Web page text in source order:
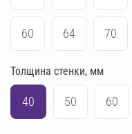
60 64 70
102 108
169 194 219
Толщина стенки, мм
40 50 60